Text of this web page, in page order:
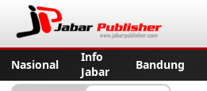
Nasional
Info
Jabar
Bandung